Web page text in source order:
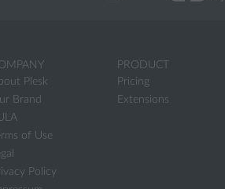
Plesk
Brand
of Use
Policy
PRODUCT
Pricing
Extensions